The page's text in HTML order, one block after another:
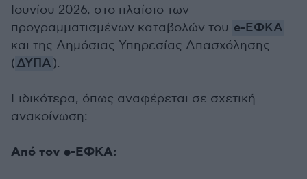
Ιουνίου 2026, στο πλαίσιο των
προγραμματισμένων καταβολών του e-ΕΦΚΑ
και της Δημόσιας Υπηρεσίας Απασχόλησης
(ΔΥΠΑ).
Ειδικότερα, όπως αναφέρεται σε σχετική
ανακοίνωση:
Από τον e-ΕΦΚΑ: